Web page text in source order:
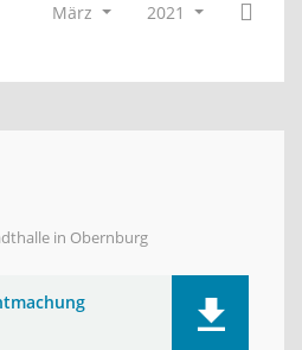
März
2021
in Obernburg